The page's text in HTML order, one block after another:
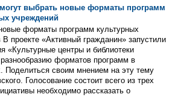
выбрать новые форматы программ
учреждений
форматы программ культурных
проекте «Активный гражданин» запустили
«Культурные центры и библиотеки
форматов программ в
Поделиться своим мнением на эту тему
Голосование состоит всего из трех
необходимо рассказать о